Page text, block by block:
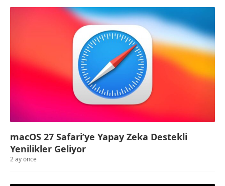
macOS 27 Safari’ye Yapay Zeka Destekli
Yenilikler Geliyor
2 ay önce